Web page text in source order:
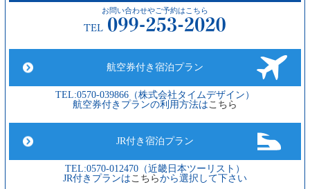
お問い合わせやご予約はこちら
航空券付き宿泊プラン
TEL:0570-039866（株式会社タイムデザイン）
航空券付きプランの利用方法はこちら
JR付き宿泊プラン
TEL:0570-012470（近畿日本ツーリスト）
JR付きプランはこちらから選択して下さい